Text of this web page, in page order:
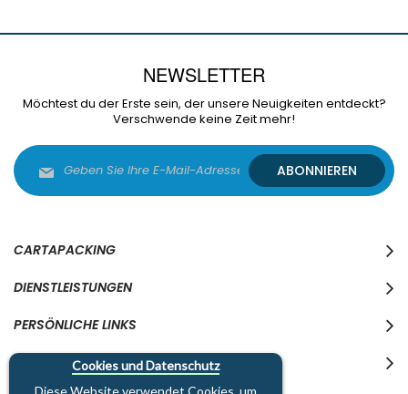
Cookies und Datenschutz
Diese Website verwendet Cookies, um
NEWSLETTER
Möchtest du der Erste sein, der unsere Neuigkeiten entdeckt?
Verschwende keine Zeit mehr!
Sie
sich
ABONNIEREN
CARTAPACKING
DIENSTLEISTUNGEN
PERSÖNLICHE LINKS
WO WIR SIND